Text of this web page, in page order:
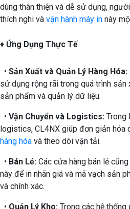
dùng thân thiện và dễ sử dụng,
thích nghi và vận hành máy in này
♦ Ứng Dụng Thực Tế
• Sản Xuất và Quản Lý Hàng Hóa:
sử dụng rộng rãi trong quá trình sản
sản phẩm và quản lý dữ liệu.
• Vận Chuyển và Logistics: Trong
logistics, CL4NX giúp đơn giản hóa
hàng hóa và theo dõi vận tải.
• Bán Lẻ: Các cửa hàng bán lẻ
này để in nhãn giá và mã vạch sản
và chính xác.
• Quản Lý Kho: Trong các hệ thống